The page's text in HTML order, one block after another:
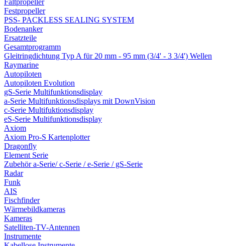
Faltpropeller
Festpropeller
PSS- PACKLESS SEALING SYSTEM
Bodenanker
Ersatzteile
Gesamtprogramm
Gleitringdichtung Typ A für 20 mm - 95 mm (3/4' - 3 3/4') Wellen
Raymarine
Autopiloten
Autopiloten Evolution
gS-Serie Multifunktionsdisplay
a-Serie Multifunktionsdisplays mit DownVision
c-Serie Multifuktionsdisplay
eS-Serie Multifunktionsdisplay
Axiom
Axiom Pro-S Kartenplotter
Dragonfly
Element Serie
Zubehör a-Serie/ c-Serie / e-Serie / gS-Serie
Radar
Funk
AIS
Fischfinder
Wärmebildkameras
Kameras
Satelliten-TV-Antennen
Instrumente